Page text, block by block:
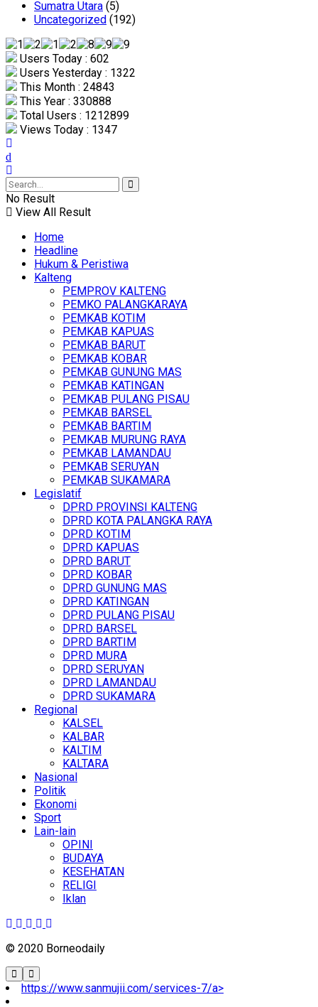
Sumatra Utara (5)
Uncategorized (192)
Users Today : 602
Users Yesterday : 1322
This Month : 24843
This Year : 330888
Total Users : 1212899
Views Today : 1347
No Result
View All Result
Home
Headline
Hukum & Peristiwa
Kalteng
PEMPROV KALTENG
PEMKO PALANGKARAYA
PEMKAB KOTIM
PEMKAB KAPUAS
PEMKAB BARUT
PEMKAB KOBAR
PEMKAB GUNUNG MAS
PEMKAB KATINGAN
PEMKAB PULANG PISAU
PEMKAB BARSEL
PEMKAB BARTIM
PEMKAB MURUNG RAYA
PEMKAB LAMANDAU
PEMKAB SERUYAN
PEMKAB SUKAMARA
Legislatif
DPRD PROVINSI KALTENG
DPRD KOTA PALANGKA RAYA
DPRD KOTIM
DPRD KAPUAS
DPRD BARUT
DPRD KOBAR
DPRD GUNUNG MAS
DPRD KATINGAN
DPRD PULANG PISAU
DPRD BARSEL
DPRD BARTIM
DPRD MURA
DPRD SERUYAN
DPRD LAMANDAU
DPRD SUKAMARA
Regional
KALSEL
KALBAR
KALTIM
KALTARA
Nasional
Politik
Ekonomi
Sport
Lain-lain
OPINI
BUDAYA
KESEHATAN
RELIGI
Iklan
© 2020 Borneodaily
https://www.sanmujii.com/services-7/a>